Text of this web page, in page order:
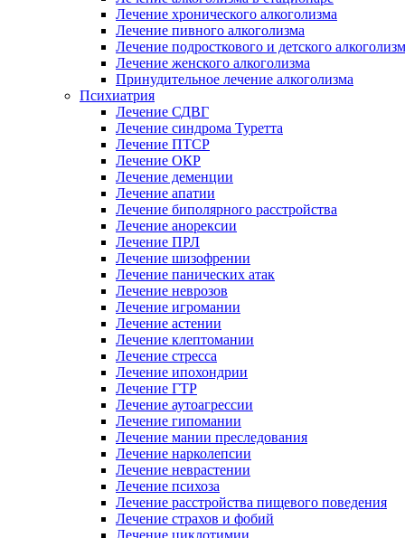
Лечение хронического алкоголизма
Лечение пивного алкоголизма
Лечение подросткового и детского
Лечение женского алкоголизма
Принудительное лечение алкоголизма
Психиатрия
Лечение СДВГ
Лечение синдрома Туретта
Лечение ПТСР
Лечение ОКР
Лечение деменции
Лечение апатии
Лечение биполярного расстройства
Лечение анорексии
Лечение ПРЛ
Лечение шизофрении
Лечение панических атак
Лечение неврозов
Лечение игромании
Лечение астении
Лечение клептомании
Лечение стресса
Лечение ипохондрии
Лечение ГТР
Лечение аутоагрессии
Лечение гипомании
Лечение мании преследования
Лечение нарколепсии
Лечение неврастении
Лечение психоза
Лечение расстройства пищевого поведения
Лечение страхов и фобий
Лечение циклотимии